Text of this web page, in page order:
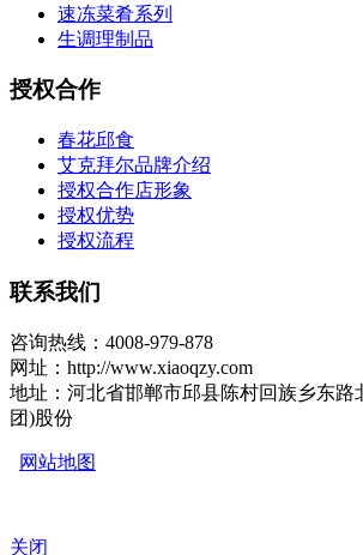
速冻菜肴系列
生调理制品
授权合作
春花邱食
艾克拜尔品牌介绍
授权合作店形象
授权优势
授权流程
联系我们
咨询热线：4008-979-878
网址：http://www.xiaoqzy.com
地址：河北省邯郸市邱县陈村回族乡东路
团)股份
网站地图
关闭